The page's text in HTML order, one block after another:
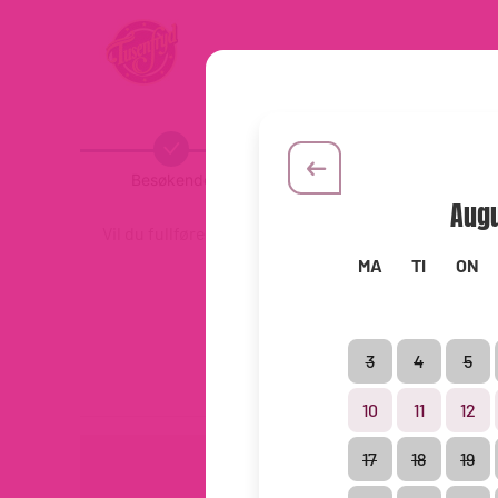
MA TI ON
3 4 5
10 11 12
17 18 19